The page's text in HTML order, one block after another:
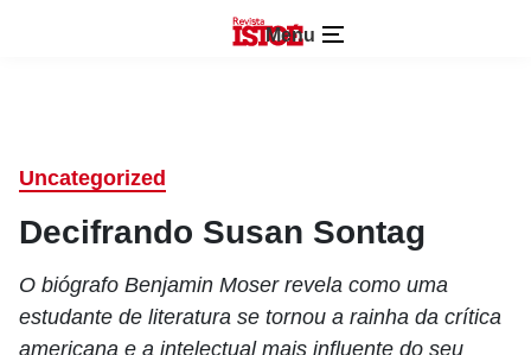
Menu
Uncategorized
Decifrando Susan Sontag
O biógrafo Benjamin Moser revela como uma
estudante de literatura se tornou a rainha da crítica
americana e a intelectual mais influente do seu